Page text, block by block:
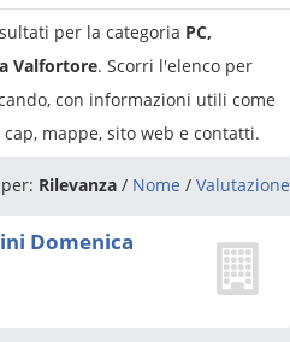
per la categoria PC,
Valfortore. Scorri l'elenco per
con informazioni utili come
mappe, sito web e contatti.
Rilevanza / Nome / Valutazione
Domenica